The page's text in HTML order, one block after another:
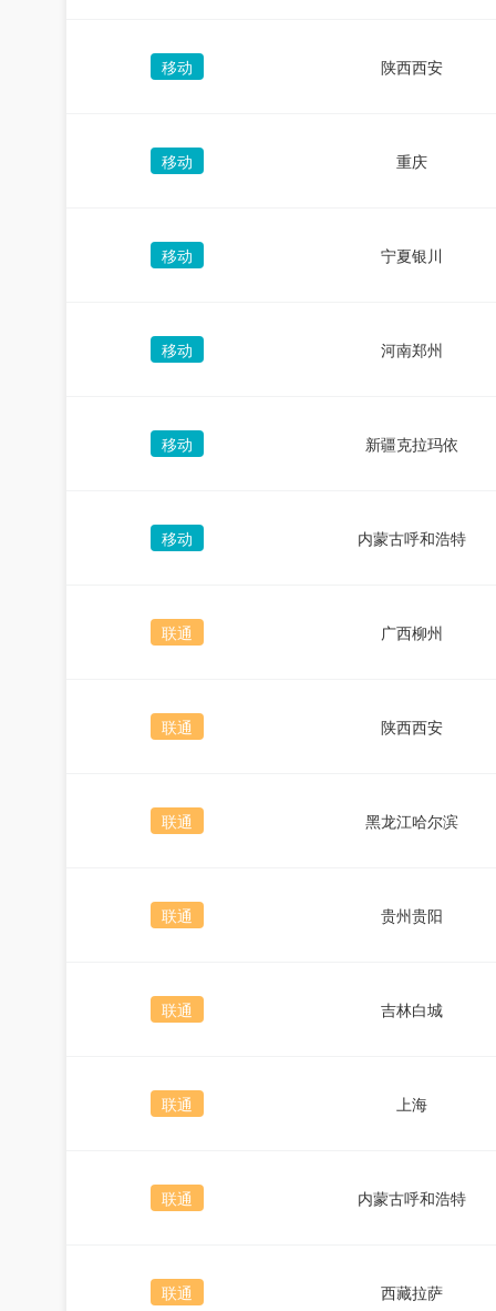
移动 陕西西安
移动 重庆
移动 宁夏银川
移动 河南郑州
移动 新疆克拉玛依
移动 内蒙古呼和浩特
联通 广西柳州
联通 陕西西安
联通 黑龙江哈尔滨
联通 贵州贵阳
联通 吉林白城
联通 上海
联通 内蒙古呼和浩特
联通 西藏拉萨